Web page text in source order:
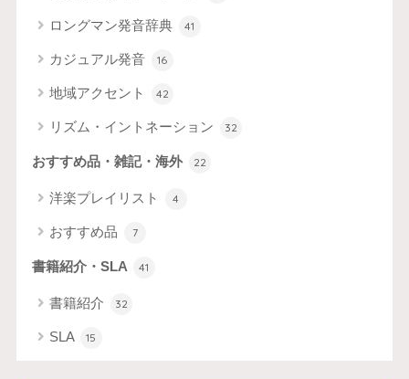
ロングマン発音辞典 41
カジュアル発音 16
地域アクセント 42
リズム・イントネーション 32
おすすめ品・雑記・海外 22
洋楽プレイリスト 4
おすすめ品 7
書籍紹介・SLA 41
書籍紹介 32
SLA 15